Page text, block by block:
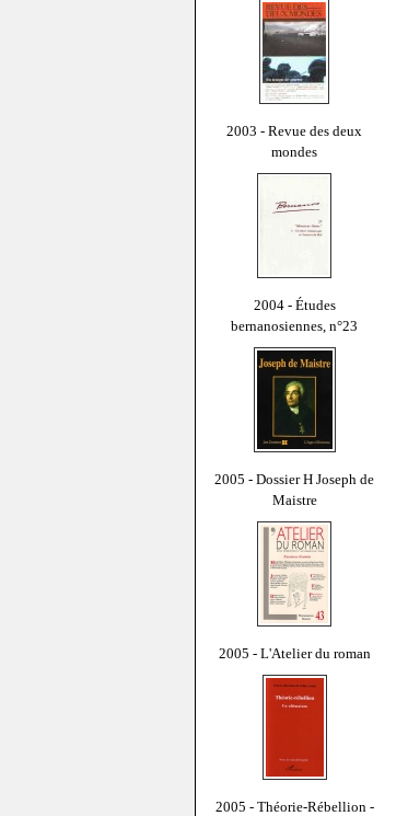
2003 - Revue des deux
mondes
2004 - Études
bernanosiennes, n°23
2005 - Dossier H Joseph de
Maistre
2005 - L'Atelier du roman
2005 - Théorie-Rébellion -